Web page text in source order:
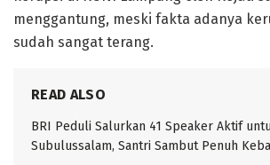
menggantung, meski fakta adanya
sudah sangat terang.
READ ALSO
BRI Peduli Salurkan 41 Speaker Aktif
Subulussalam, Santri Sambut Penuh